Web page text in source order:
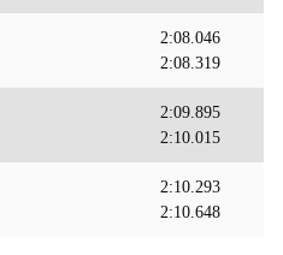
2:08.046
2:08.319
2:09.895
2:10.015
2:10.293
2:10.648